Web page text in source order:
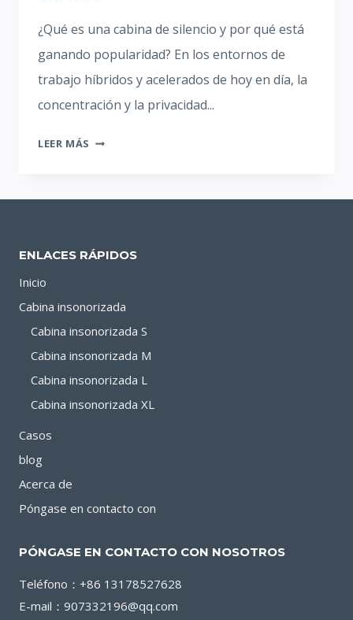
¿Qué es una cabina de silencio y por qué está
ganando popularidad? En los entornos de
trabajo híbridos y acelerados de hoy en día, la
concentración y la privacidad...
LEER MÁS COMPRENDER
PRECIOS
CABINA
ENLACES RÁPIDOS
Inicio
Cabina insonorizada
Cabina insonorizada S
Cabina insonorizada M
Cabina insonorizada L
Cabina insonorizada XL
Casos
blog
Acerca de
Póngase en contacto con
PÓNGASE EN CONTACTO CON NOSOTROS
Teléfono：+86 13178527628
E-mail：907332196@qq.com